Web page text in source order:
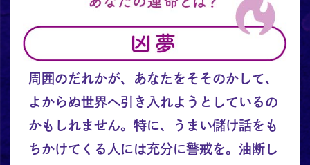
周囲のだれかが、あなたをそそのかして、
よからぬ世界へ引き入れようとしているの
かもしれません。特に、うまい儲け話をも
ちかけてくる人には充分に警戒を。油断し